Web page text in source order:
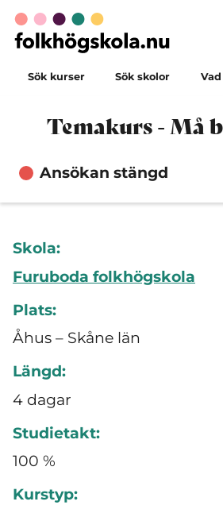
Sök kurser Sök skolor
Temakurs - Må
Ansökan stängd
Skola:
Furuboda folkhögskola
Plats:
Åhus – Skåne län
Längd:
4 dagar
Studietakt:
100 %
Kurstyp: